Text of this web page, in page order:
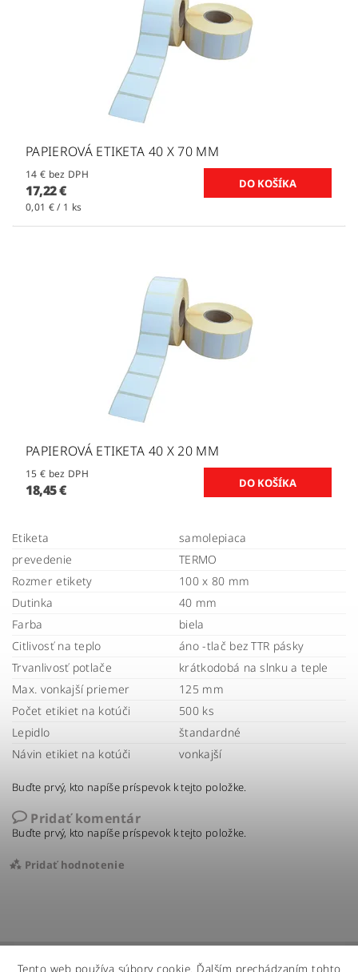
PAPIEROVÁ ETIKETA 40 X 70 MM
14 € bez DPH
17,22 €
0,01 € / 1 ks
PAPIEROVÁ ETIKETA 40 X 20 MM
15 € bez DPH
18,45 €
Etiketa
samolepiaca
prevedenie
TERMO
Rozmer etikety
100 x 80 mm
Dutinka
40 mm
Farba
biela
Citlivosť na teplo
áno -tlač bez TTR pásky
Trvanlivosť potlače
krátkodobá na slnku a teple
Max. vonkajší priemer
125 mm
Počet etikiet na kotúči
500 ks
Lepidlo
štandardné
Návin etikiet na kotúči
vonkajší
Buďte prvý, kto napíše príspevok k tejto položke.
Pridať komentár
Buďte prvý, kto napíše príspevok k tejto položke.
Pridať hodnotenie
Tento web používa súbory cookie. Ďalším prechádzaním tohto